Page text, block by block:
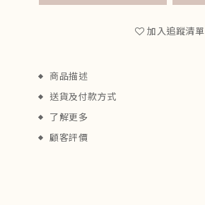
加入追蹤清單
商品描述
送貨及付款方式
了解更多
顧客評價